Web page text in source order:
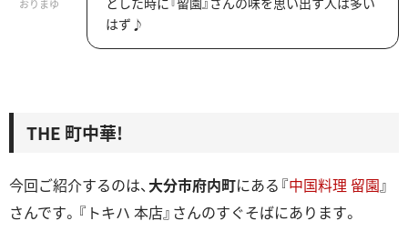
おりまゆ
はず♪
THE 町中華!
今回ご紹介するのは、 大分市府内町にある『中国料理 留園』
さんです。『トキハ 本店』さんのすぐそばにあります。